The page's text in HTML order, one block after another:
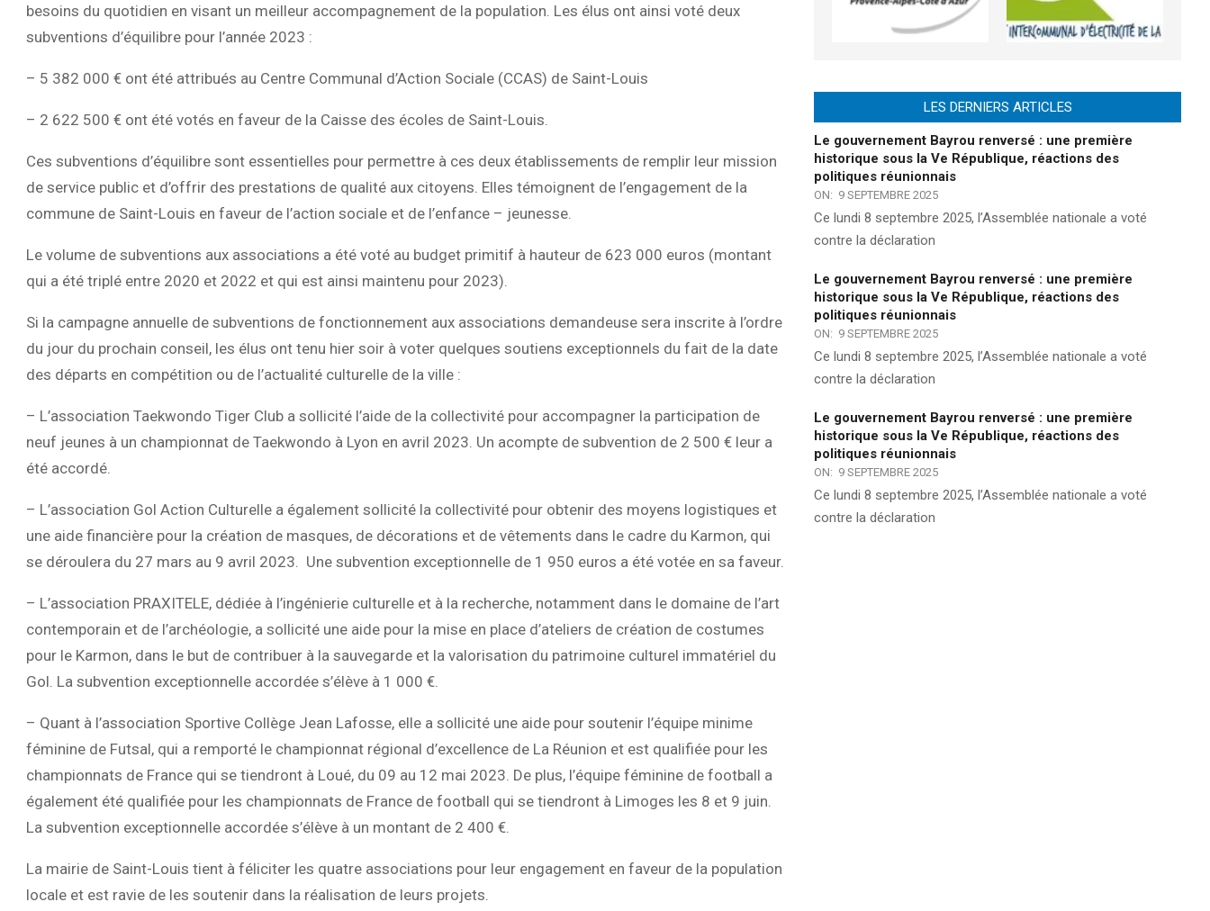
besoins du quotidien en visant un meilleur accompagnement de la population. Les élus ont ainsi voté deux
subventions d’équilibre pour l’année 2023 :
– 5 382 000 € ont été attribués au Centre Communal d’Action Sociale (CCAS) de Saint-Louis
– 2 622 500 € ont été votés en faveur de la Caisse des écoles de Saint-Louis.
Ces subventions d’équilibre sont essentielles pour permettre à ces deux établissements de remplir leur mission
de service public et d’offrir des prestations de qualité aux citoyens. Elles témoignent de l’engagement de la
commune de Saint-Louis en faveur de l’action sociale et de l’enfance – jeunesse.
Le volume de subventions aux associations a été voté au budget primitif à hauteur de 623 000 euros (montant
qui a été triplé entre 2020 et 2022 et qui est ainsi maintenu pour 2023).
Si la campagne annuelle de subventions de fonctionnement aux associations demandeuse sera inscrite à l’ordre
du jour du prochain conseil, les élus ont tenu hier soir à voter quelques soutiens exceptionnels du fait de la date
des départs en compétition ou de l’actualité culturelle de la ville :
– L’association Taekwondo Tiger Club a sollicité l’aide de la collectivité pour accompagner la participation de
neuf jeunes à un championnat de Taekwondo à Lyon en avril 2023. Un acompte de subvention de 2 500 € leur a
été accordé.
– L’association Gol Action Culturelle a également sollicité la collectivité pour obtenir des moyens logistiques et
une aide financière pour la création de masques, de décorations et de vêtements dans le cadre du Karmon, qui
se déroulera du 27 mars au 9 avril 2023. Une subvention exceptionnelle de 1 950 euros a été votée en sa faveur.
– L’association PRAXITELE, dédiée à l’ingénierie culturelle et à la recherche, notamment dans le domaine de l’art
contemporain et de l’archéologie, a sollicité une aide pour la mise en place d’ateliers de création de costumes
pour le Karmon, dans le but de contribuer à la sauvegarde et la valorisation du patrimoine culturel immatériel du
Gol. La subvention exceptionnelle accordée s’élève à 1 000 €.
– Quant à l’association Sportive Collège Jean Lafosse, elle a sollicité une aide pour soutenir l’équipe minime
féminine de Futsal, qui a remporté le championnat régional d’excellence de La Réunion et est qualifiée pour les
championnats de France qui se tiendront à Loué, du 09 au 12 mai 2023. De plus, l’équipe féminine de football a
également été qualifiée pour les championnats de France de football qui se tiendront à Limoges les 8 et 9 juin.
La subvention exceptionnelle accordée s’élève à un montant de 2 400 €.
La mairie de Saint-Louis tient à féliciter les quatre associations pour leur engagement en faveur de la population
locale et est ravie de les soutenir dans la réalisation de leurs projets.
LES DERNIERS ARTICLES
Le gouvernement Bayrou renversé : une première
historique sous la Ve République, réactions des
politiques réunionnais
ON: 9 SEPTEMBRE 2025
Ce lundi 8 septembre 2025, l’Assemblée nationale a voté
contre la déclaration
Le gouvernement Bayrou renversé : une première
historique sous la Ve République, réactions des
politiques réunionnais
ON: 9 SEPTEMBRE 2025
Ce lundi 8 septembre 2025, l’Assemblée nationale a voté
contre la déclaration
Le gouvernement Bayrou renversé : une première
historique sous la Ve République, réactions des
politiques réunionnais
ON: 9 SEPTEMBRE 2025
Ce lundi 8 septembre 2025, l’Assemblée nationale a voté
contre la déclaration